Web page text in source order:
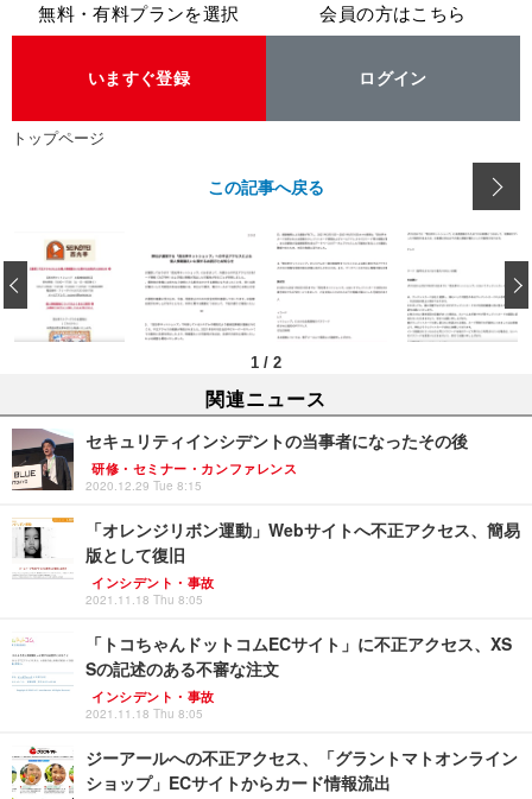
無料・有料プランを選択
いますぐ登録
会員の方はこちら
ログイン
トップページ
この記事へ戻る
1 / 2
‹
関連ニュース
セキュリティインシデントの当事者になったその後
研修・セミナー・カンファレンス
2020.12.29 Tue 8:15
「オレンジリボン運動」Webサイトへ不正アクセス、簡易
版として復旧
インシデント・事故
2021.11.18 Thu 8:05
「トコちゃんドットコムECサイト」に不正アクセス、XS
Sの記述のある不審な注文
インシデント・事故
2021.11.18 Thu 8:05
ジーアールへの不正アクセス、「グラントマトオンライン
ショップ」ECサイトからカード情報流出